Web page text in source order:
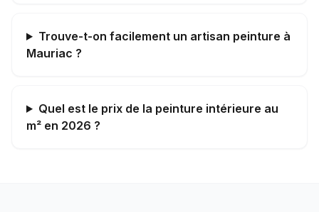
Trouve-t-on facilement un artisan peinture à
Mauriac ?
Quel est le prix de la peinture intérieure au
m² en 2026 ?